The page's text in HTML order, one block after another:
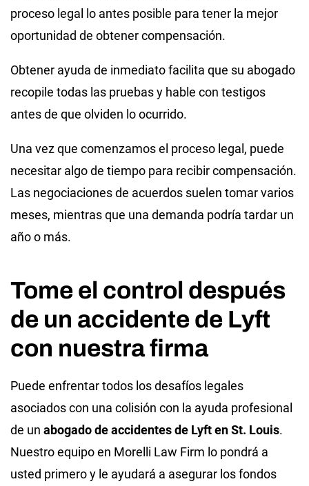
proceso legal lo antes posible para tener la mejor
oportunidad de obtener compensación.
Obtener ayuda de inmediato facilita que su abogado
recopile todas las pruebas y hable con testigos
antes de que olviden lo ocurrido.
Una vez que comenzamos el proceso legal, puede
necesitar algo de tiempo para recibir compensación.
Las negociaciones de acuerdos suelen tomar varios
meses, mientras que una demanda podría tardar un
año o más.
Tome el control después
de un accidente de Lyft
con nuestra firma
Puede enfrentar todos los desafíos legales
asociados con una colisión con la ayuda profesional
de un abogado de accidentes de Lyft en St. Louis.
Nuestro equipo en Morelli Law Firm lo pondrá a
usted primero y le ayudará a asegurar los fondos